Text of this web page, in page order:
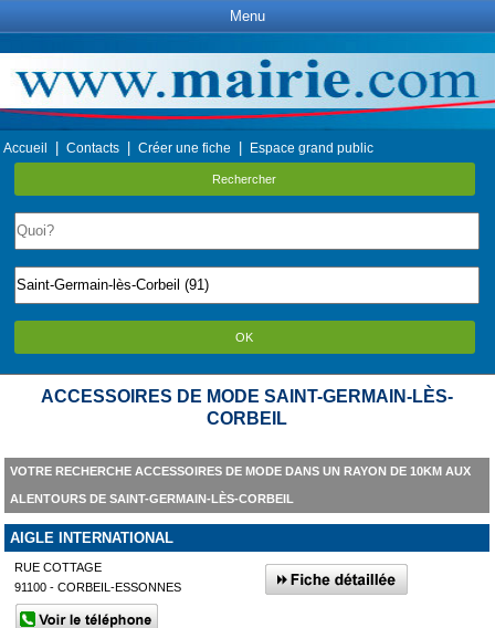
Menu
Accueil Contacts Créer une fiche Espace grand public
Rechercher
OK
ACCESSOIRES DE MODE SAINT-GERMAIN-LÈS-
CORBEIL
VOTRE RECHERCHE ACCESSOIRES DE MODE DANS UN RAYON DE 10KM AUX
ALENTOURS DE SAINT-GERMAIN-LÈS-CORBEIL
AIGLE INTERNATIONAL
RUE COTTAGE
91100 - CORBEIL-ESSONNES